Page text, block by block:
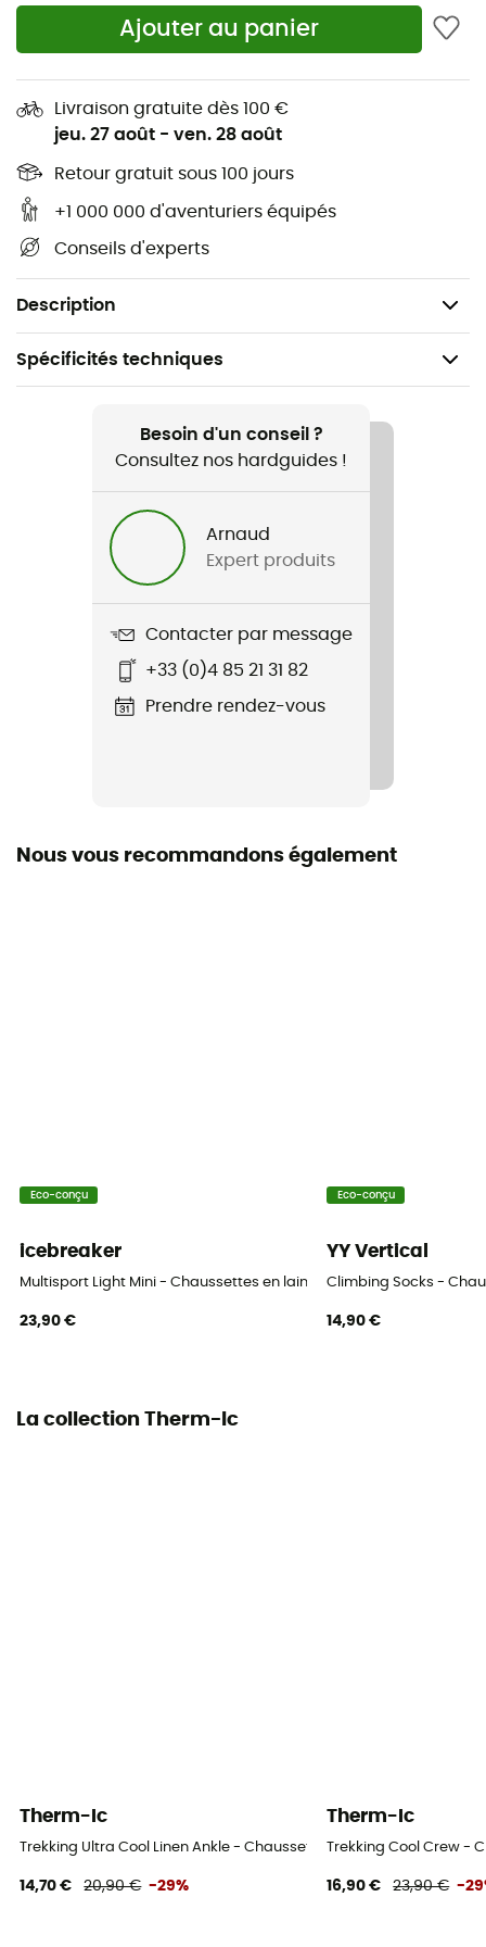
Ajouter au panier
Livraison gratuite dès 100 €
jeu. 27 août - ven. 28 août
Retour gratuit sous 100 jours
+1 000 000 d'aventuriers équipés
Conseils d'experts
Description
Composition : 73 % polyamide, 23 % polypropylène,
Anti humidité grâce à une régulation thermique
optimale
rafraichissant
Respirant grâce à la technologie de ventilation
Moisture-Vent
Protections au niveau du tendon d'Achille, du talon
et des orteils
Spécificités techniques
Randonnée / Trekking
Nom du produit
Trekking Ultra Cool Crew
[principale] 73 % polyamide,23 % polypropylène,4 %
Besoin d'un conseil ?
Consultez nos hardguides !
Arnaud
Expert produits
Contacter par message
+33 (0)4 85 21 31 82
Prendre rendez-vous
Nous vous recommandons également
Eco-conçu
icebreaker
Multisport Light Mini - Chaussettes en laine mérinos femme
23,90 €
Eco-conçu
YY Vertical
Climbing Socks -
14,90 €
La collection Therm-Ic
Therm-Ic
Trekking Ultra Cool Linen Ankle - Chaussettes randonnée femme
14,70 € 20,90 € -29%
Therm-Ic
Trekking Cool Crew -
16,90 € 23,90 € -